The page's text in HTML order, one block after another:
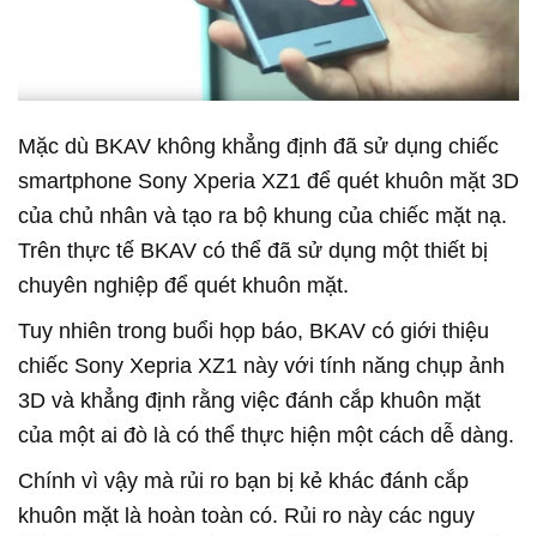
Mặc dù BKAV không khẳng định đã sử dụng chiếc
smartphone Sony Xperia XZ1 để quét khuôn mặt 3D
của chủ nhân và tạo ra bộ khung của chiếc mặt nạ.
Trên thực tế BKAV có thể đã sử dụng một thiết bị
chuyên nghiệp để quét khuôn mặt.
Tuy nhiên trong buổi họp báo, BKAV có giới thiệu
chiếc Sony Xepria XZ1 này với tính năng chụp ảnh
3D và khẳng định rằng việc đánh cắp khuôn mặt
của một ai đò là có thể thực hiện một cách dễ dàng.
Chính vì vậy mà rủi ro bạn bị kẻ khác đánh cắp
khuôn mặt là hoàn toàn có. Rủi ro này các nguy